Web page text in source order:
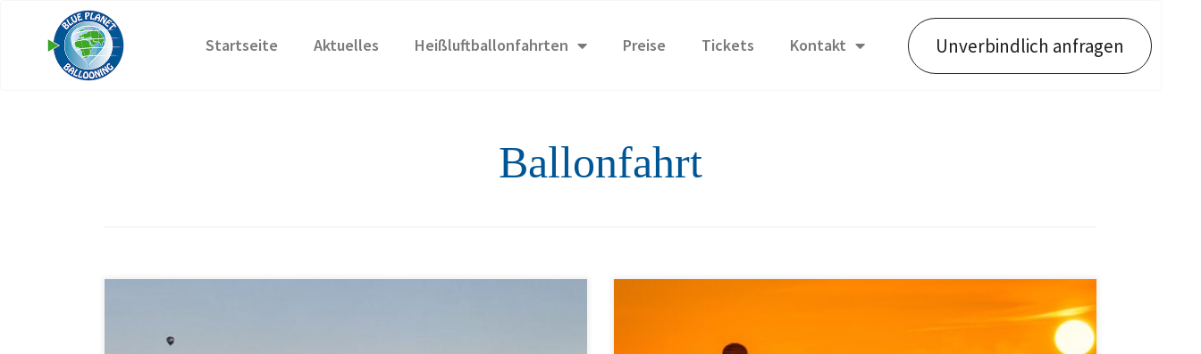
Startseite Aktuelles Heißluftballonfahrten Preise Tickets Kontakt Unverbindlich anfragen
Start Ballonfahrt
Ballonfahrt